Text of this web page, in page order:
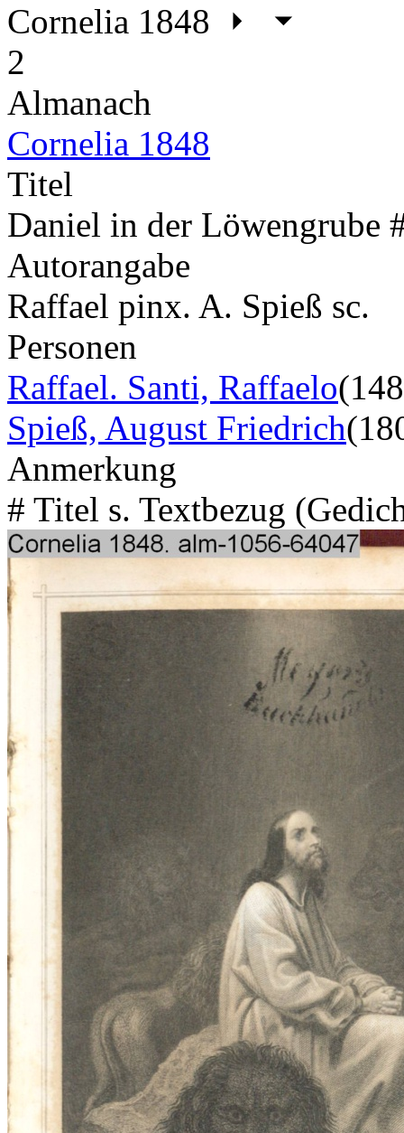
Cornelia 1848
2
Almanach
Cornelia 1848
Titel
Daniel in der Löwengrube
Autorangabe
Raffael pinx. A. Spieß sc.
Personen
Raffael. Santi, Raffaelo
Spieß, August Friedrich
Anmerkung
# Titel s. Textbezug